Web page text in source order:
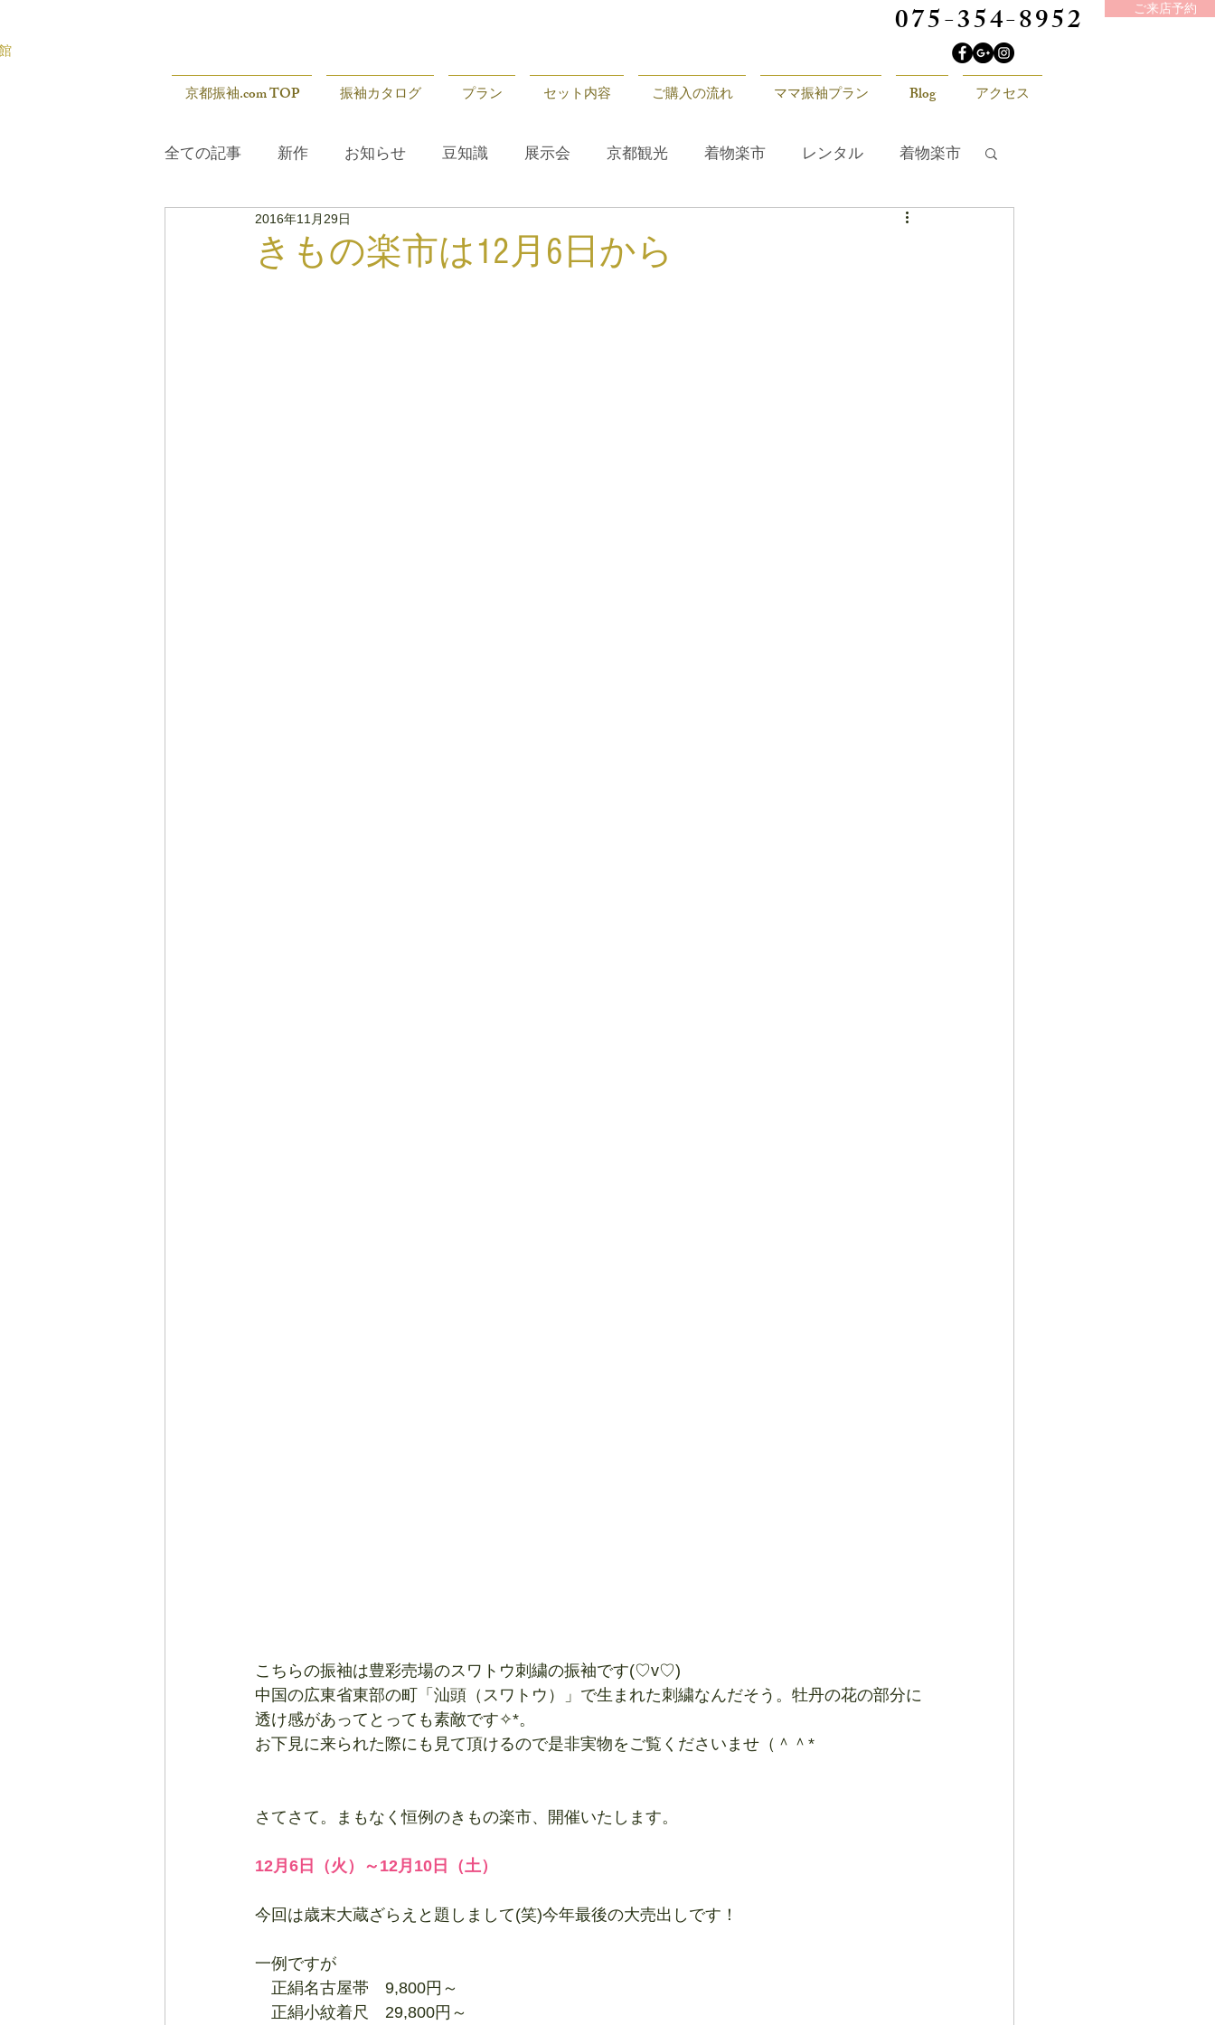
075-354-8952 ご来店予約
京都振袖.com TOP 振袖カタログ プラン セット内容 ご購入の流れ ママ振袖プラン Blog アクセス
全ての記事 新作 お知らせ 豆知識 展示会 京都観光 着物楽市 レンタル 着物楽市
新作
きもの楽市は12月6日から
2016年11月29日
こちらの振袖は豊彩売場のスワトウ刺繍の振袖です(♡v♡)
中国の広東省東部の町「汕頭（スワトウ）」で生まれた刺繍なんだそう。牡丹の花の部分に
透け感があってとっても素敵です✧*。
お下見に来られた際にも見て頂けるので是非実物をご覧くださいませ（＾＾*
さてさて。まもなく恒例のきもの楽市、開催いたします。
12月6日（火）～12月10日（土）
今回は歳末大蔵ざらえと題しまして(笑)今年最後の大売出しです！
一例ですが
正絹名古屋帯　9,800円～
正絹小紋着尺　29,800円～